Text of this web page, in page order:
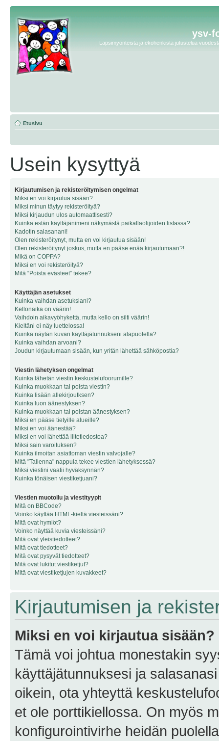
ysv-
Lapsimyönteistä ja ekohenkistä jutustelua
Etusivu
Usein kysyttyä
Kirjautumisen ja rekisteröitymisen ongelmat
Miksi en voi kirjautua sisään?
Miksi minun täytyy rekisteröityä?
Miksi kirjaudun ulos automaattisesti?
Kuinka estän käyttäjänimeni näkymästä paikallaolijoiden listassa?
Kadotin salasanani!
Olen rekisteröitynyt, mutta en voi kirjautua sisään!
Olen rekisteröitynyt joskus, mutta en pääse enää kirjautumaan?!
Mikä on COPPA?
Miksi en voi rekisteröityä?
Mitä “Poista evästeet” tekee?
Käyttäjän asetukset
Kuinka vaihdan asetuksiani?
Kellonaika on väärin!
Vaihdoin aikavyöhykettä, mutta kello on silti väärin!
Kieltäni ei näy luettelossa!
Kuinka näytän kuvan käyttäjätunnukseni alapuolella?
Kuinka vaihdan arvoani?
Joudun kirjautumaan sisään, kun yritän lähettää sähköpostia?
Viestin lähetyksen ongelmat
Kuinka lähetän viestin keskustelufoorumille?
Kuinka muokkaan tai poista viestin?
Kuinka lisään allekirjoutksen?
Kuinka luon äänestyksen?
Kuinka muokkaan tai poistan äänestyksen?
Miksi en pääse tietyille alueille?
Miksi en voi äänestää?
Miksi en voi lähettää liitetiedostoa?
Miksi sain varoituksen?
Kuinka ilmoitan asiattoman viestin valvojalle?
Mitä "Tallenna" nappula tekee viestien lähetyksessä?
Miksi viestini vaatii hyväksynnän?
Kuinka tönäisen viestiketjuani?
Viestien muotoilu ja viestityypit
Mitä on BBCode?
Voinko käyttää HTML-kieltä viesteissäni?
Mitä ovat hymiöt?
Voinko näyttää kuvia viesteissäni?
Mitä ovat yleistiedotteet?
Mitä ovat tiedotteet?
Mitä ovat pysyvät tiedotteet?
Mitä ovat lukitut viestiketjut?
Mitä ovat viestiketjujen kuvakkeet?
Kirjautumisen ja
Miksi en voi kirjautua sisään?
Tämä voi johtua monestakin
käyttäjätunnuksesi ja
oikein, ota yhteyttä
et ole porttikiellossa. On myös
konfigurointivirhe heidän